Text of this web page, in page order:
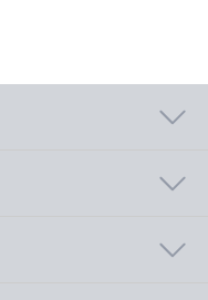
ります。